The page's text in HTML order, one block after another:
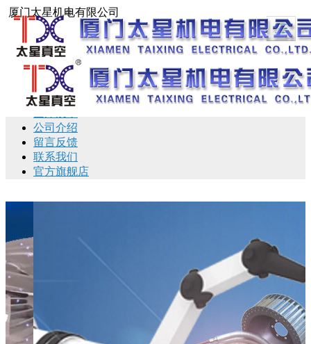
厦门太星机电有限公司
首页
产品展示
新闻动态
公司介绍
留言反馈
联系我们
官方旗舰店